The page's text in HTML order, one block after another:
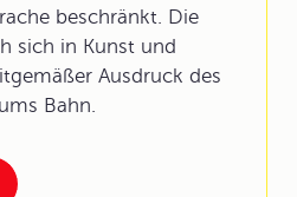
beschränkt. Die
sich in Kunst und
Ausdruck des
Bahn.